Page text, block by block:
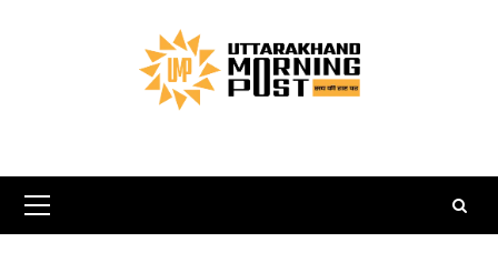
Primary
Menu